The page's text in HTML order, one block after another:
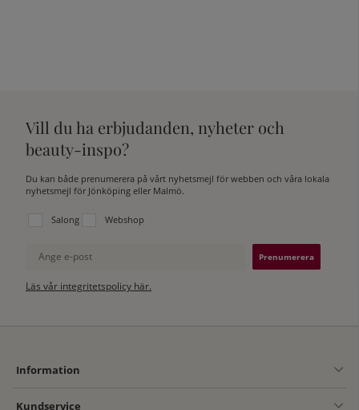
Vill du ha erbjudanden, nyheter och
beauty-inspo?
Du kan både prenumerera på vårt nyhetsmejl för webben och våra lokala
nyhetsmejl för Jönköping eller Malmö.
Välj vilken lista du vill prenumerera på:
Salong Webshop
Ange e-post
Läs vår integritetspolicy här.
Information
Kundservice